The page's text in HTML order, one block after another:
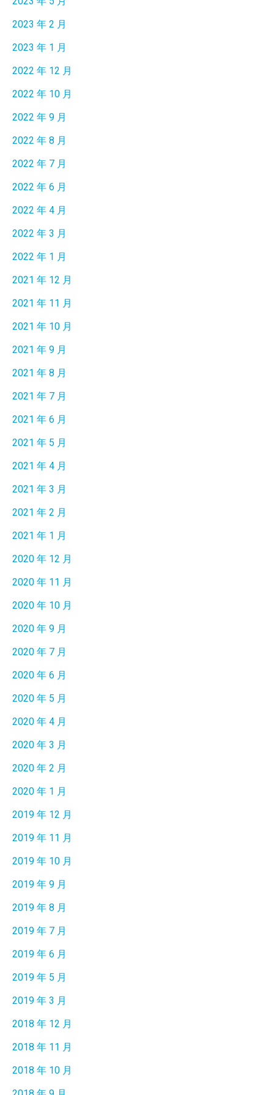
2023 年 2 月
2023 年 1 月
2022 年 12 月
2022 年 10 月
2022 年 9 月
2022 年 8 月
2022 年 7 月
2022 年 6 月
2022 年 4 月
2022 年 3 月
2022 年 1 月
2021 年 12 月
2021 年 11 月
2021 年 10 月
2021 年 9 月
2021 年 8 月
2021 年 7 月
2021 年 6 月
2021 年 5 月
2021 年 4 月
2021 年 3 月
2021 年 2 月
2021 年 1 月
2020 年 12 月
2020 年 11 月
2020 年 10 月
2020 年 9 月
2020 年 7 月
2020 年 6 月
2020 年 5 月
2020 年 4 月
2020 年 3 月
2020 年 2 月
2020 年 1 月
2019 年 12 月
2019 年 11 月
2019 年 10 月
2019 年 9 月
2019 年 8 月
2019 年 7 月
2019 年 6 月
2019 年 5 月
2019 年 3 月
2018 年 12 月
2018 年 11 月
2018 年 10 月